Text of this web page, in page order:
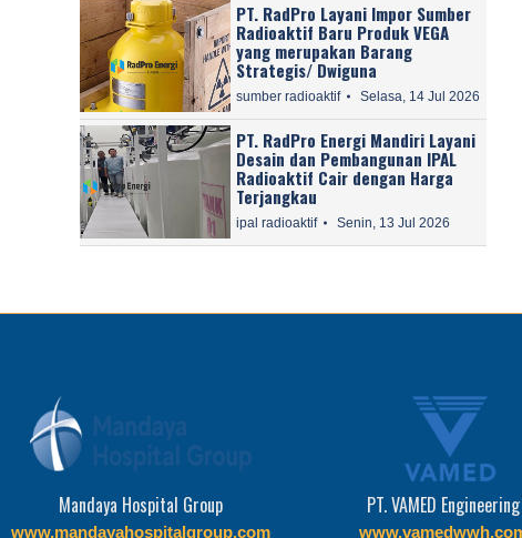
PT. RadPro Layani Impor Sumber
Radioaktif Baru Produk VEGA
yang merupakan Barang
Strategis/ Dwiguna
sumber radioaktif Selasa, 14 Jul 2026
PT. RadPro Energi Mandiri Layani
Desain dan Pembangunan IPAL
Radioaktif Cair dengan Harga
Terjangkau
ipal radioaktif Senin, 13 Jul 2026
PT. VAMED Engineering
www.vamedwwh.com
RSPAD Gatot Soebroto
www.rspadgs.mil.id